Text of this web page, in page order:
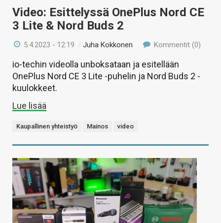
Video: Esittelyssä OnePlus Nord CE
3 Lite & Nord Buds 2
5.4.2023 - 12:19 /Juha Kokkonen Kommentit (0)
io-techin videolla unboksataan ja esitellään
OnePlus Nord CE 3 Lite -puhelin ja Nord Buds 2 -
kuulokkeet.
Lue lisää
Kaupallinen yhteistyö Mainos video